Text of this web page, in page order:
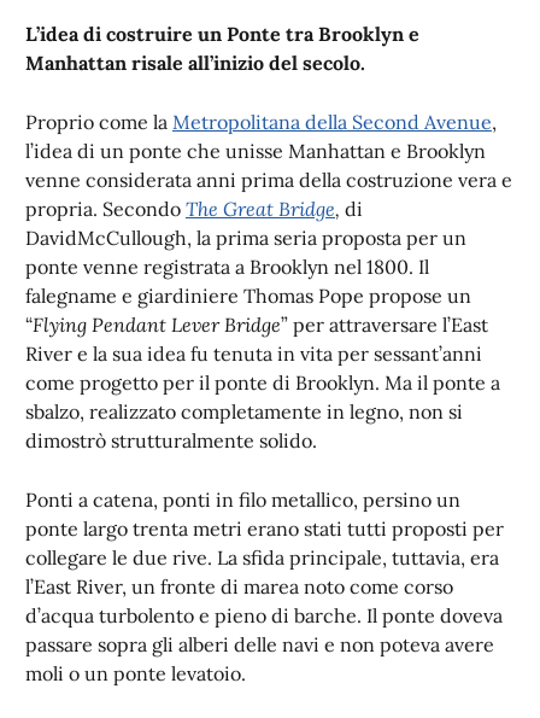
L’idea di costruire un Ponte tra Brooklyn e
Manhattan risale all’inizio del secolo.
Proprio come la Metropolitana della Second Avenue,
l’idea di un ponte che unisse Manhattan e Brooklyn
venne considerata anni prima della costruzione vera e
propria. Secondo The Great Bridge, di
DavidMcCullough, la prima seria proposta per un
ponte venne registrata a Brooklyn nel 1800. Il
falegname e giardiniere Thomas Pope propose un
“Flying Pendant Lever Bridge” per attraversare l’East
River e la sua idea fu tenuta in vita per sessant’anni
come progetto per il ponte di Brooklyn. Ma il ponte a
sbalzo, realizzato completamente in legno, non si
dimostrò strutturalmente solido.
Ponti a catena, ponti in filo metallico, persino un
ponte largo trenta metri erano stati tutti proposti per
collegare le due rive. La sfida principale, tuttavia, era
l’East River, un fronte di marea noto come corso
d’acqua turbolento e pieno di barche. Il ponte doveva
passare sopra gli alberi delle navi e non poteva avere
moli o un ponte levatoio.